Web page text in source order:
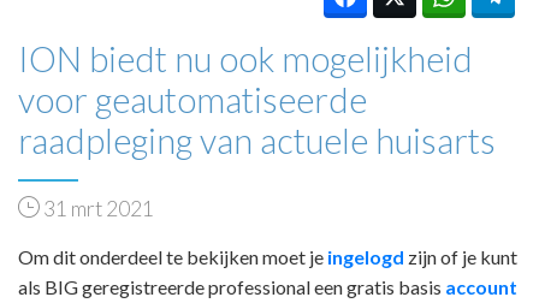
ION biedt nu ook mogelijkheid
voor geautomatiseerde
raadpleging van actuele huisarts
31 mrt 2021
Om dit onderdeel te bekijken moet je ingelogd zijn of je kunt
als BIG geregistreerde professional een gratis basis account